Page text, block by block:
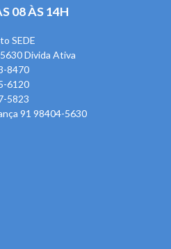
08 ÀS 14H
SEDE
Divida Ativa
8470
6120
5823
91 98404-5630